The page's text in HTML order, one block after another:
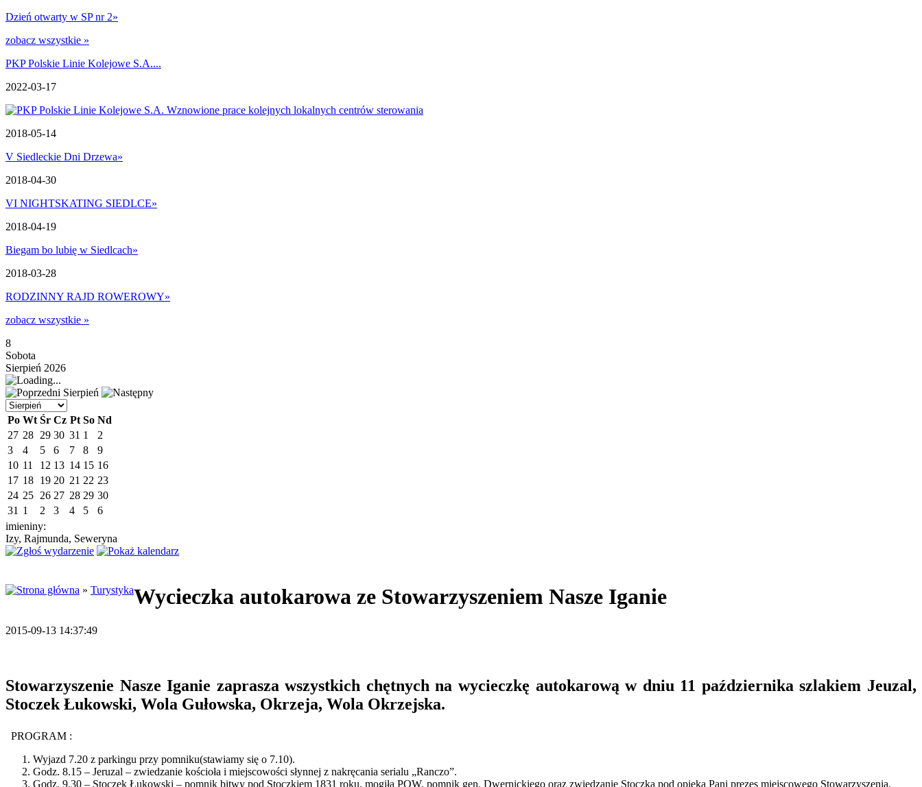
Dzień otwarty w SP nr 2»
zobacz wszystkie »
PKP Polskie Linie Kolejowe S.A....
2022-03-17
2018-05-14
V Siedleckie Dni Drzewa»
2018-04-30
VI NIGHTSKATING SIEDLCE»
2018-04-19
Biegam bo lubię w Siedlcach»
2018-03-28
RODZINNY RAJD ROWEROWY»
zobacz wszystkie »
8
Sobota
Sierpień 2026
Sierpień
Po Wt Śr Cz Pt So Nd
27 28 29 30 31 1
2
3
4 5 6 7 8
9
10 11 12 13 14 15 16
17 18 19 20 21 22 23
24 25 26 27 28 29 30
31 1 2 3 4 5
6
imieniny:
Izy, Rajmunda, Seweryna
» TurystykaWycieczka autokarowa ze Stowarzyszeniem Nasze Iganie
2015-09-13 14:37:49
Stowarzyszenie Nasze Iganie zaprasza wszystkich chętnych na wycieczkę autokarową w dniu 11 października szlakiem Jeuzal,
Stoczek Łukowski, Wola Gułowska, Okrzeja, Wola Okrzejska.
PROGRAM :
Wyjazd 7.20 z parkingu przy pomniku(stawiamy się o 7.10).
Godz. 8.15 – Jeruzal – zwiedzanie kościoła i miejscowości słynnej z nakręcania serialu „Ranczo”.
Godz. 9.30 – Stoczek Łukowski – pomnik bitwy pod Stoczkiem 1831 roku, mogiła POW, pomnik gen. Dwernickiego oraz zwiedzanie Stoczka pod opieką Pani prezes miejscowego Stowarzyszenia.